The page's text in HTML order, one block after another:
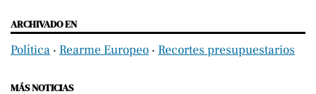
ARCHIVADO EN
Política ‧ Rearme Europeo ‧ Recortes presupuestarios
MÁS NOTICIAS